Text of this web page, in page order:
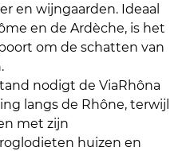
en wijngaarden. Ideaal
en de Ardèche, is het
om de schatten van
nodigt de ViaRhôna
langs de Rhône, terwijl
met zijn
huizen en